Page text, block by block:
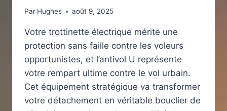
Par Hughes août 9, 2025
Votre trottinette électrique mérite une
protection sans faille contre les voleurs
opportunistes, et l’antivol U représente
votre rempart ultime contre le vol urbain.
Cet équipement stratégique va transformer
votre détachement en véritable bouclier de